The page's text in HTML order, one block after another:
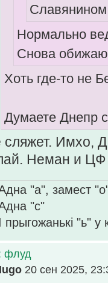
Нормально
Снова
Хоть где-то не
Думаете Днепр
сляжет. Имхо,
Неман и ЦФ
"а", замест
"с"
прыгожанькі "ь" у
флуд
20 сен 2025,